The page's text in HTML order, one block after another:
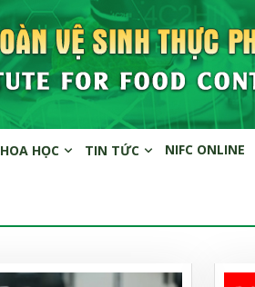
HỌC TIN TỨC NIFC ONLINE